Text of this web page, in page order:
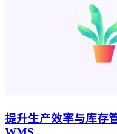
提升生产效率与库存